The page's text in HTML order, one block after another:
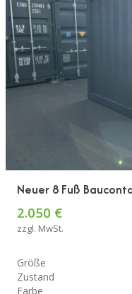
Neuer 8 Fuß
2.050 €
zzgl. MwSt.
Größe
Zustand
Farbe